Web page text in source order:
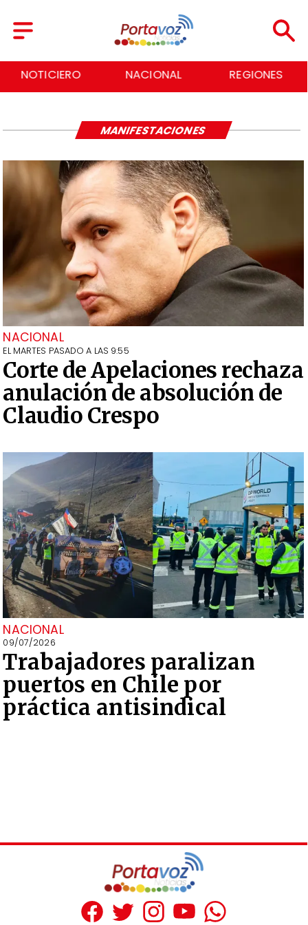
NOTICIERO NACIONAL REGIONES
NACIONAL
EL MARTES PASADO A LAS 9:55
Corte de Apelaciones rechaza
anulación de absolución de
Claudio Crespo
NACIONAL
09/07/2026
Trabajadores paralizan
puertos en Chile por
práctica antisindical
MANIFESTACIONES